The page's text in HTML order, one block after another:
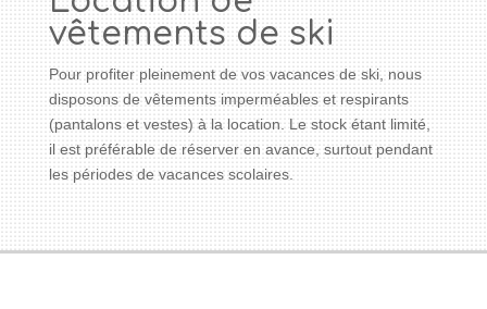
vêtements de ski
Pour profiter pleinement de vos vacances de ski, nous
disposons de vêtements imperméables et respirants
(pantalons et vestes) à la location. Le stock étant limité,
il est préférable de réserver en avance, surtout pendant
les périodes de vacances scolaires.